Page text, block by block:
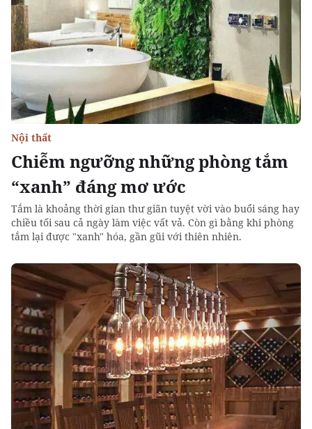
Chiễm ngưỡng những phòng tắm
“xanh” đáng mơ ước
Nội thất
Tắm là khoảng thời gian thư giãn tuyệt vời vào buổi sáng hay
chiều tối sau cả ngày làm việc vất vả. Còn gì bằng khi phòng
tắm lại được "xanh" hóa, gần gũi với thiên nhiên.